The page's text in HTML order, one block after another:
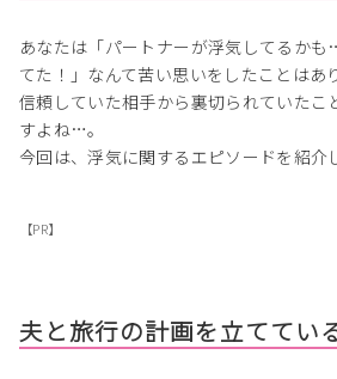
あなたは「パートナーが浮気してるか
てた！」なんて苦い思いをしたことはあ
信頼していた相手から裏切られていたこ
すよね…。
今回は、浮気に関するエピソードを紹介
【PR】
夫と旅行の計画を立ててい